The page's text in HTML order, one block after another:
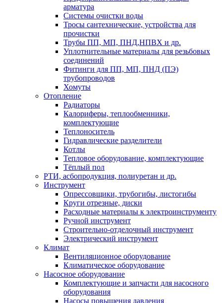
арматура
Системы очистки воды
Тросы сантехнические, устройства для
прочистки
Трубы ПП, МП, ПНД,НПВХ и др.
Уплотнительные материалы для резьбовых
соединений
Фитинги для ПП, МП, ПНД (ПЭ)
трубопроводов
Хомуты
Отопление
Радиаторы
Калориферы, теплообменники,
комплектующие
Теплоноситель
Гидравлические разделители
Котлы
Тепловое оборудование, комплектующие
Тёплый пол
РТИ, асбопродукция, полиуретан и др.
Инструмент
Опрессовщики, трубогибы, листогибы
Круги отрезные, диски
Расходные материалы к электроинструменту
Ручной инструмент
Строительно-отделочный инструмент
Электрический инструмент
Климат
Вентиляционное оборудование
Климатическое оборудование
Насосное оборудование
Комплектующие и запчасти для насосного
оборудования
Насосы повышения давления